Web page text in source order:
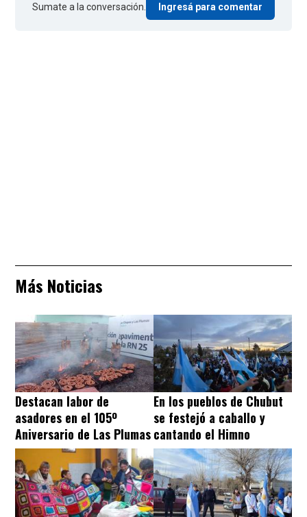
Sumate a la conversación. Ingresá para comentar
Más Noticias
Destacan labor de
asadores en el 105º
Aniversario de Las Plumas
En los pueblos de Chubut
se festejó a caballo y
cantando el Himno